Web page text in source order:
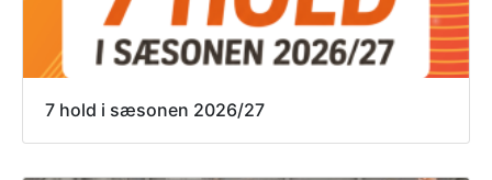
7 hold i sæsonen 2026/27